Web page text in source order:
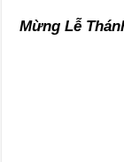
Mừng Lễ